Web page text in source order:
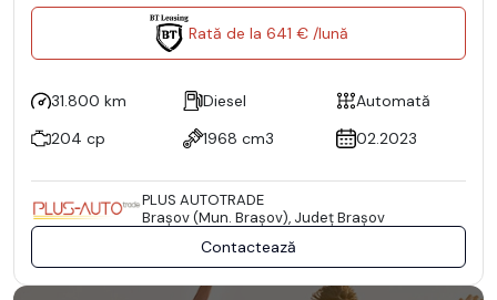
Rată de la 641 € /lună
31.800 km Diesel
Automată
204 cp
1968 cm3 02.2023
PLUS AUTOTRADE
Braşov (Mun. Braşov), Județ Braşov
Contactează